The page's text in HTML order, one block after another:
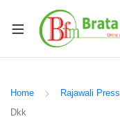
Home Rajawali Press
Dkk